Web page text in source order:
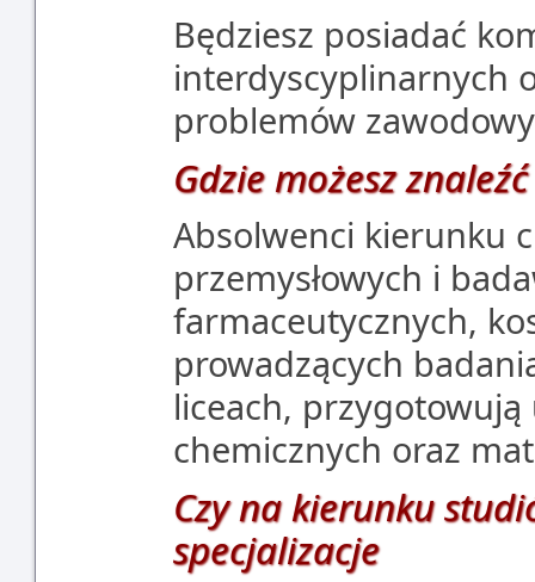
Będziesz posiadać
interdyscyplinarnych
problemów
Gdzie możesz
Absolwenci kierunku
przemysłowych i
farmaceutycznych,
prowadzących
liceach,
chemicznych oraz
Czy na kierunku
specjalizacje